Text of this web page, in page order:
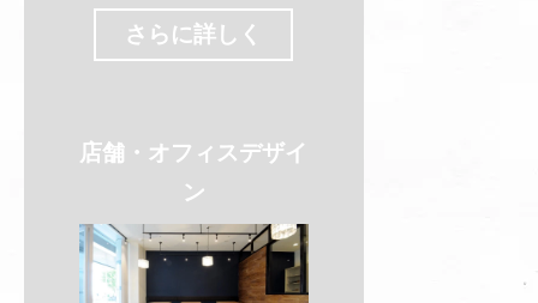
さらに詳しく
店舗・オフィスデザイ
ン